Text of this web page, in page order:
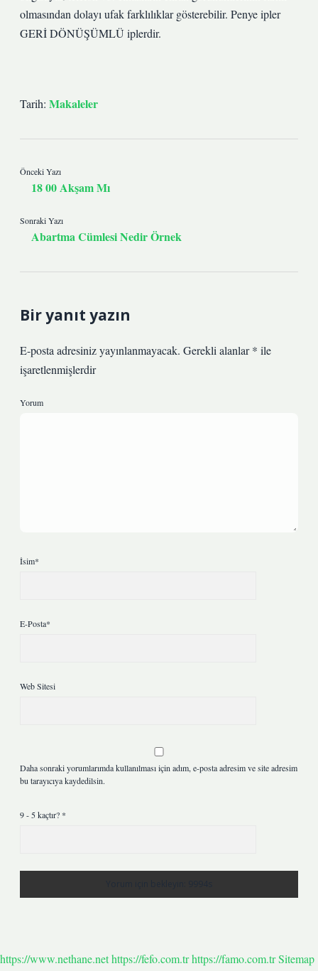
olmasından dolayı ufak farklılıklar gösterebilir. Penye ipler
GERİ DÖNÜŞÜMLÜ iplerdir.
Tarih: Makaleler
Önceki Yazı
18 00 Akşam Mı
Sonraki Yazı
Abartma Cümlesi Nedir Örnek
Bir yanıt yazın
E-posta adresiniz yayınlanmayacak. Gerekli alanlar* ile
işaretlenmişlerdir
Yorum
İsim*
E-Posta*
Web Sitesi
Daha sonraki yorumlarımda kullanılması için adım, e-posta adresim ve site adresim
bu tarayıcıya kaydedilsin.
9 - 5 kaçtır? *
https://www.nethane.nethttps://fefo.com.trhttps://famo.com.trSitemap